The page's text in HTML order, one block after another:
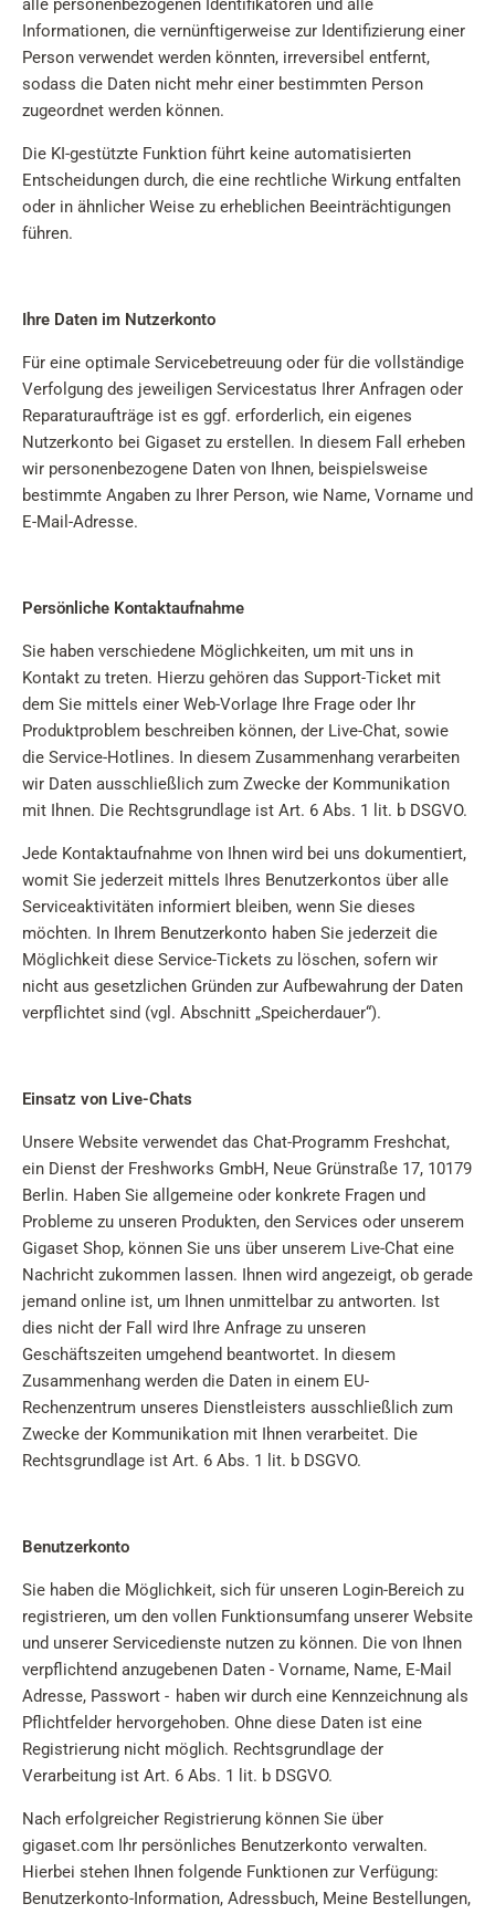
alle personenbezogenen Identifikatoren und alle
Informationen, die vernünftigerweise zur Identifizierung einer
Person verwendet werden könnten, irreversibel entfernt,
sodass die Daten nicht mehr einer bestimmten Person
zugeordnet werden können.
Die KI-gestützte Funktion führt keine automatisierten
Entscheidungen durch, die eine rechtliche Wirkung entfalten
oder in ähnlicher Weise zu erheblichen Beeinträchtigungen
führen.
Ihre Daten im Nutzerkonto
Für eine optimale Servicebetreuung oder für die vollständige
Verfolgung des jeweiligen Servicestatus Ihrer Anfragen oder
Reparaturaufträge ist es ggf. erforderlich, ein eigenes
Nutzerkonto bei Gigaset zu erstellen. In diesem Fall erheben
wir personenbezogene Daten von Ihnen, beispielsweise
bestimmte Angaben zu Ihrer Person, wie Name, Vorname und
E-Mail-Adresse.
Persönliche Kontaktaufnahme
Sie haben verschiedene Möglichkeiten, um mit uns in
Kontakt zu treten. Hierzu gehören das Support-Ticket mit
dem Sie mittels einer Web-Vorlage Ihre Frage oder Ihr
Produktproblem beschreiben können, der Live-Chat, sowie
die Service-Hotlines. In diesem Zusammenhang verarbeiten
wir Daten ausschließlich zum Zwecke der Kommunikation
mit Ihnen. Die Rechtsgrundlage ist Art. 6 Abs. 1 lit. b DSGVO.
Jede Kontaktaufnahme von Ihnen wird bei uns dokumentiert,
womit Sie jederzeit mittels Ihres Benutzerkontos über alle
Serviceaktivitäten informiert bleiben, wenn Sie dieses
möchten. In Ihrem Benutzerkonto haben Sie jederzeit die
Möglichkeit diese Service-Tickets zu löschen, sofern wir
nicht aus gesetzlichen Gründen zur Aufbewahrung der Daten
verpflichtet sind (vgl. Abschnitt „Speicherdauer“).
Einsatz von Live-Chats
Unsere Website verwendet das Chat-Programm Freshchat,
ein Dienst der Freshworks GmbH, Neue Grünstraße 17, 10179
Berlin. Haben Sie allgemeine oder konkrete Fragen und
Probleme zu unseren Produkten, den Services oder unserem
Gigaset Shop, können Sie uns über unserem Live-Chat eine
Nachricht zukommen lassen. Ihnen wird angezeigt, ob gerade
jemand online ist, um Ihnen unmittelbar zu antworten. Ist
dies nicht der Fall wird Ihre Anfrage zu unseren
Geschäftszeiten umgehend beantwortet. In diesem
Zusammenhang werden die Daten in einem EU-
Rechenzentrum unseres Dienstleisters ausschließlich zum
Zwecke der Kommunikation mit Ihnen verarbeitet. Die
Rechtsgrundlage ist Art. 6 Abs. 1 lit. b DSGVO.
Benutzerkonto
Sie haben die Möglichkeit, sich für unseren Login-Bereich zu
registrieren, um den vollen Funktionsumfang unserer Website
und unserer Servicedienste nutzen zu können. Die von Ihnen
verpflichtend anzugebenen Daten - Vorname, Name, E-Mail
Adresse, Passwort - haben wir durch eine Kennzeichnung als
Pflichtfelder hervorgehoben. Ohne diese Daten ist eine
Registrierung nicht möglich. Rechtsgrundlage der
Verarbeitung ist Art. 6 Abs. 1 lit. b DSGVO.
Nach erfolgreicher Registrierung können Sie über
gigaset.com Ihr persönliches Benutzerkonto verwalten.
Hierbei stehen Ihnen folgende Funktionen zur Verfügung:
Benutzerkonto-Information, Adressbuch, Meine Bestellungen,